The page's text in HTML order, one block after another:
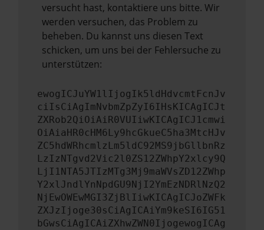
versucht hast, kontaktiere uns bitte. Wir
werden versuchen, das Problem zu
beheben. Du kannst uns diesen Text
schicken, um uns bei der Fehlersuche zu
unterstützen:
ewogICJuYW1lIjogIk5ldHdvcmtFcnJv
ciIsCiAgImNvbmZpZyI6IHsKICAgICJt
ZXRob2QiOiAiR0VUIiwKICAgICJ1cmwi
OiAiaHR0cHM6Ly9hcGkueC5ha3MtcHJv
ZC5hdWRhcmlzLm5ldC92MS9jbGllbnRz
LzIzNTgvd2Vic2l0ZS12ZWhpY2xlcy9Q
LjI1NTA5JTIzMTg3Mj9maWVsZD12ZWhp
Y2xlJndlYnNpdGU9NjI2YmEzNDRlNzQ2
NjEwOWEwMGI3ZjBlIiwKICAgICJoZWFk
ZXJzIjoge30sCiAgICAiYm9keSI6IG51
bGwsCiAgICAiZXhwZWN0IjogewogICAg